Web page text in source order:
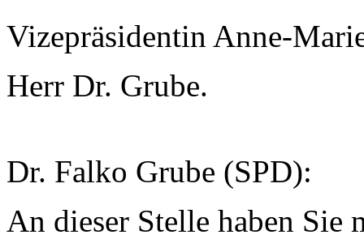
Vizepräsidentin Anne-
Herr Dr. Grube.
Dr. Falko Grube (SPD):
An dieser Stelle haben Sie